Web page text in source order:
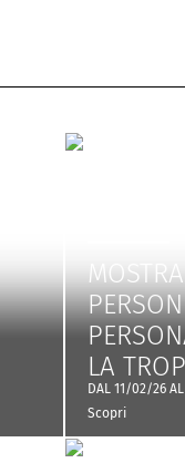
LA
DAL 11/02/26
Scopri